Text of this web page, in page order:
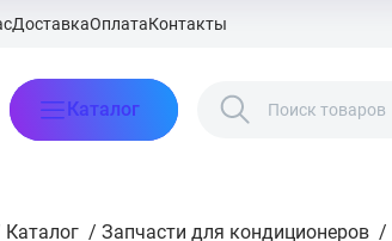
ДоставкаОплатаКонтакты
Каталог
Каталог / Запчасти для кондиционеров /